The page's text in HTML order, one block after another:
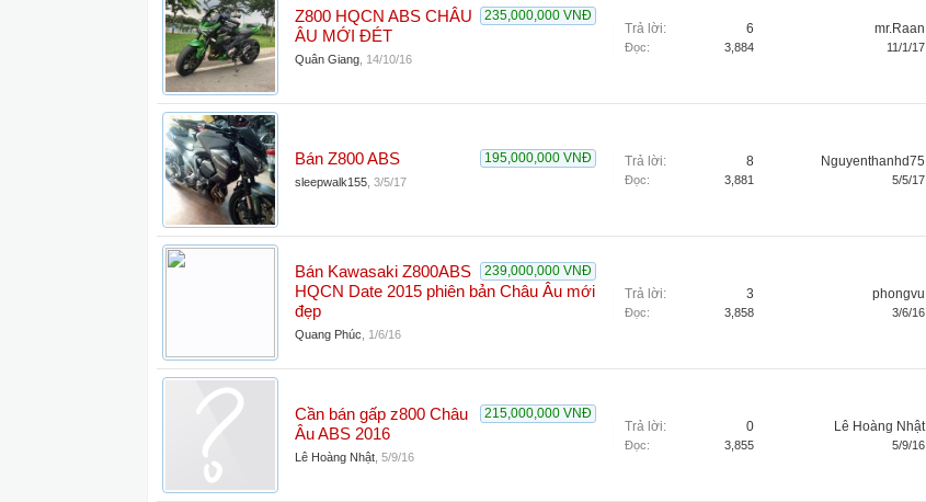
235,000,000 VNĐ
Z800 HQCN ABS CHÂU
ÂU MỚI ĐÉT
Quân Giang 14/10/16
Trả lời: 6
Đọc: 3,884
mr.Raan
11/1/17
195,000,000 VNĐ
Bán Z800 ABS
sleepwalk155 3/5/17
Trả lời: 8
Đọc: 3,881
Nguyenthanhd75
5/5/17
239,000,000 VNĐ
Bán Kawasaki Z800ABS
HQCN Date 2015 phiên bản Châu Âu mới
đẹp
Quang Phúc 1/6/16
Trả lời: 3
Đọc: 3,858
phongvu
3/6/16
215,000,000 VNĐ
Cần bán gấp z800 Châu
Âu ABS 2016
Lê Hoàng Nhật 5/9/16
Trả lời: 0
Đọc: 3,855
Lê Hoàng Nhật
5/9/16